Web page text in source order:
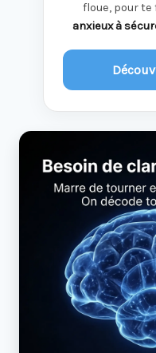
floue, pour
anxieux à